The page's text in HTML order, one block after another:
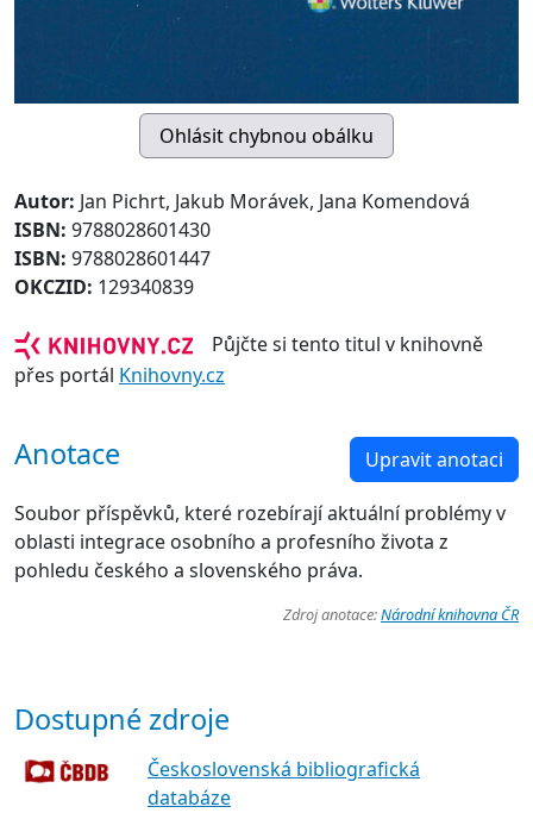
Autor: Jan Pichrt, Jakub Morávek, Jana Komendová
ISBN: 9788028601430
ISBN: 9788028601447
OKCZID: 129340839
Půjčte si tento titul v knihovně
přes portál Knihovny.cz
Anotace Upravit anotaci
Soubor příspěvků, které rozebírají aktuální problémy v
oblasti integrace osobního a profesního života z
pohledu českého a slovenského práva.
Zdroj anotace:Národní knihovna ČR
Dostupné zdroje
Československá bibliografická
databáze